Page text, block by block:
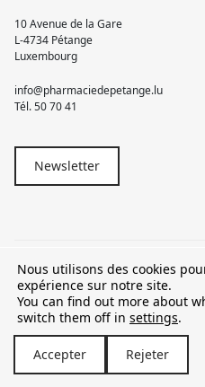
10 Avenue de la Gare
L-4734 Pétange
Luxembourg
info@pharmaciedepetange.lu
Tél.50 70 41
Newsletter
© 2026
TVA
Nous utilisons des cookies
expérience sur notre site.
You can find out more about
switch them off in settings.
Accepter Rejeter